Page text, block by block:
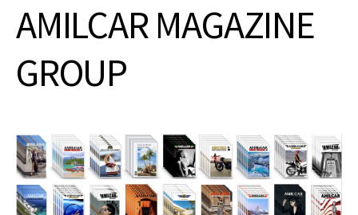
AMILCAR MAGAZINE
GROUP